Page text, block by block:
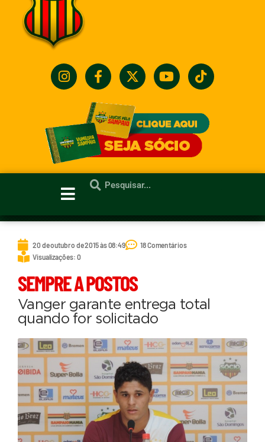
20 de outubro de 2015 às 08:49
18 Comentários
Visualizações: 0
SEMPRE A POSTOS
Vanger garante entrega total
quando for solicitado